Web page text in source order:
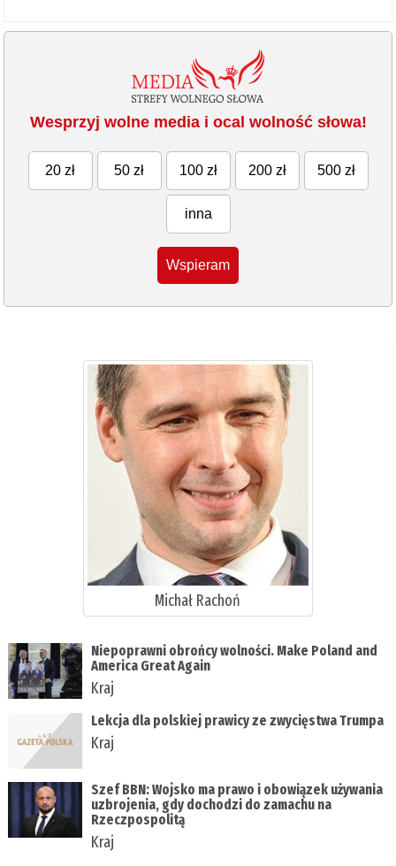
Wesprzyj wolne media i ocal wolność słowa!
20 zł 50 zł 100 zł 200 zł 500 zł
inna
Wspieram
Michał Rachoń
Niepoprawni obrońcy wolności. Make Poland and
America Great Again
Kraj
Lekcja dla polskiej prawicy ze zwycięstwa Trumpa
Kraj
Szef BBN: Wojsko ma prawo i obowiązek używania
uzbrojenia, gdy dochodzi do zamachu na
Rzeczpospolitą
Kraj